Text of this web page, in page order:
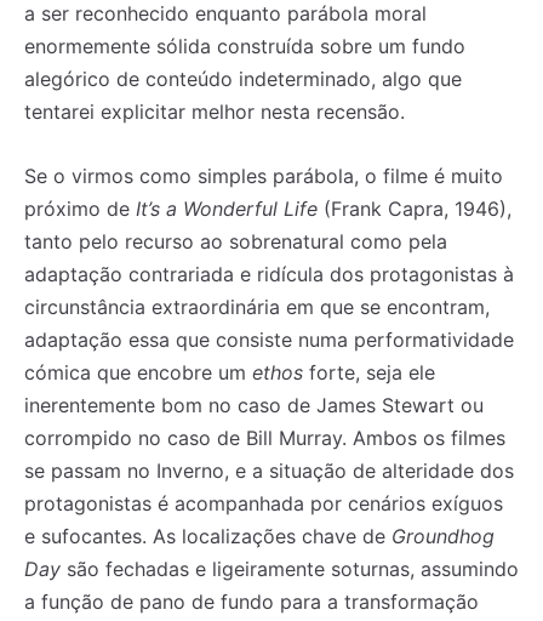
a ser reconhecido enquanto parábola moral
enormemente sólida construída sobre um fundo
alegórico de conteúdo indeterminado, algo que
tentarei explicitar melhor nesta recensão.
Se o virmos como simples parábola, o filme é muito
próximo de It’s a Wonderful Life (Frank Capra, 1946),
tanto pelo recurso ao sobrenatural como pela
adaptação contrariada e ridícula dos protagonistas à
circunstância extraordinária em que se encontram,
adaptação essa que consiste numa performatividade
cómica que encobre um ethos forte, seja ele
inerentemente bom no caso de James Stewart ou
corrompido no caso de Bill Murray. Ambos os filmes
se passam no Inverno, e a situação de alteridade dos
protagonistas é acompanhada por cenários exíguos
e sufocantes. As localizações chave de Groundhog
Day são fechadas e ligeiramente soturnas, assumindo
a função de pano de fundo para a transformação